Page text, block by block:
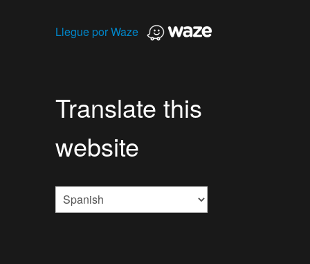
Llegue por Waze
Translate this
website